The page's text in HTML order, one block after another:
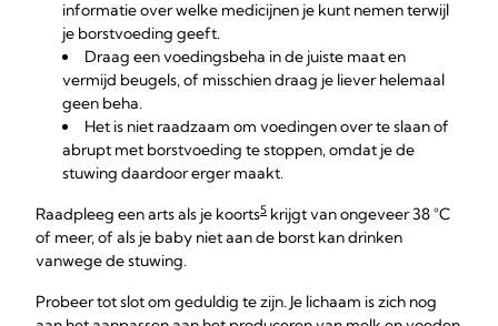
informatie over welke medicijnen je kunt nemen terwijl
je borstvoeding geeft.
Draag een voedingsbeha in de juiste maat en
vermijd beugels, of misschien draag je liever helemaal
geen beha.
Het is niet raadzaam om voedingen over te slaan of
abrupt met borstvoeding te stoppen, omdat je de
stuwing daardoor erger maakt.
Raadpleeg een arts als je koorts5 krijgt van ongeveer 38 °C
of meer, of als je baby niet aan de borst kan drinken
vanwege de stuwing.
Probeer tot slot om geduldig te zijn. Je lichaam is zich nog